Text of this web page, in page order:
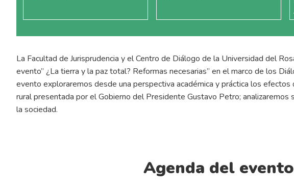
La Facultad de Jurisprudencia y el Centro de Diálogo de la Universidad del
evento” ¿La tierra y la paz total? Reformas necesarias” en el marco de los
evento exploraremos desde una perspectiva académica y práctica los
rural presentada por el Gobierno del Presidente Gustavo Petro; analizaremos
la sociedad.
Agenda del evento